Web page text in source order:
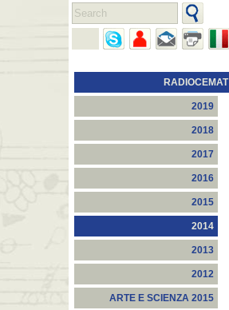
RADIOCEMAT
2019
2018
2017
2016
2015
2014
2013
2012
ARTE E SCIENZA 2015